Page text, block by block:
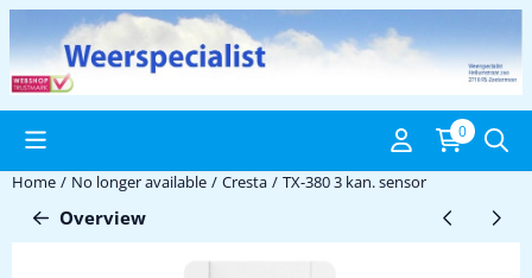
Cookie preferences are available. Choose settings or allow all
0
Home / No longer available / Cresta / TX-380 3 kan. sensor
Overview